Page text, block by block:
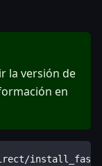
la versión de
en